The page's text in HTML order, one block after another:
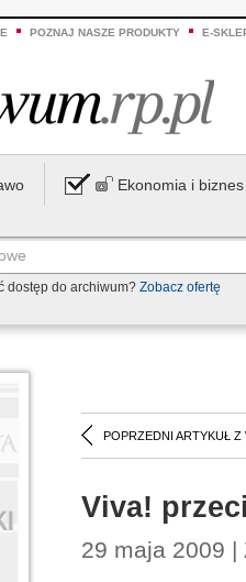
POZNAJ NASZE PRODUKTY E-
Ekonomia i biznes
dostęp do archiwum? Zobacz ofertę
POPRZEDNI ARTYKUŁ Z
Viva!
29 maja 2009 |